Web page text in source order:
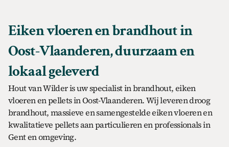
Eiken vloeren en brandhout in
Oost-Vlaanderen, duurzaam en
lokaal geleverd
Hout van Wilder is uw specialist in brandhout, eiken
vloeren en pellets in Oost-Vlaanderen. Wij leveren droog
brandhout, massieve en samengestelde eiken vloeren en
kwalitatieve pellets aan particulieren en professionals in
Gent en omgeving.